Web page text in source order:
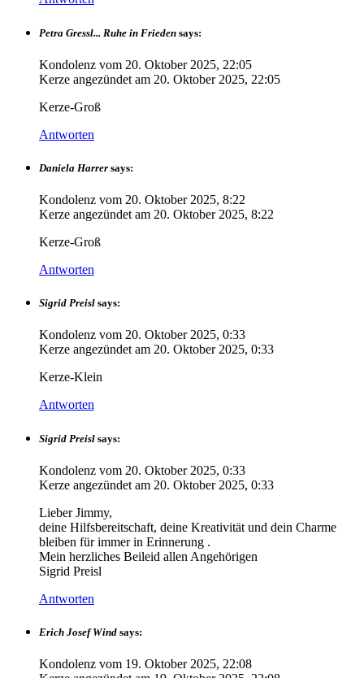
Petra Gressl... Ruhe in Frieden says:
Kondolenz vom 20. Oktober 2025, 22:05
Kerze angezündet am 20. Oktober 2025, 22:05
Kerze-Groß
Antworten
Daniela Harrer says:
Kondolenz vom 20. Oktober 2025, 8:22
Kerze angezündet am 20. Oktober 2025, 8:22
Kerze-Groß
Antworten
Sigrid Preisl says:
Kondolenz vom 20. Oktober 2025, 0:33
Kerze angezündet am 20. Oktober 2025, 0:33
Kerze-Klein
Antworten
Sigrid Preisl says:
Kondolenz vom 20. Oktober 2025, 0:33
Kerze angezündet am 20. Oktober 2025, 0:33
Lieber Jimmy,
deine Hilfsbereitschaft, deine Kreativität und dein Charme
bleiben für immer in Erinnerung .
Mein herzliches Beileid allen Angehörigen
Sigrid Preisl
Antworten
Erich Josef Wind says:
Kondolenz vom 19. Oktober 2025, 22:08